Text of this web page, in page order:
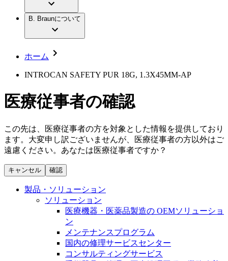
歯科
低侵襲手術 （内視鏡外科手術）
脊椎脊髄治療
パワーシステム
縫合糸 / 皮膚用接着剤
創傷ケア
血管内塞栓術
ソリューション
製品・診療領域
アクトリーン ハイライト セット
疾患・症状
膝関節の構造とその疾患
身体の中で最も大きい関節である膝関節。日常の生活
を支える、その機能や特徴とは？傷めてしまった場合
には、どのような治療の選択肢があるのでしょう。
要
キャリア（B. Braunで働くということ）
私たちのカルチャー
キャリア（B. Braunで働くということ）
採用情報
イノベーション
私たちの責任
多様性
お問合せ
お問合せフォーム
ニューススペース
私たちの責任
B. Braunについて
ホーム
INTROCAN SAFETY PUR 18G, 1.3X45MM-AP
医療従事者の確認
この先は、医療従事者の方を対象とした情報を提供しており
ます。大変申し訳ございませんが、医療従事者の方以外はご
遠慮ください。あなたは医療従事者ですか？
キャンセル 確認
製品・ソリューション
ソリューション
医療機器・医薬品製造の OEMソリューショ
ン
メンテナンスプログラム
国内の修理サービスセンター
コンサルティングサービス